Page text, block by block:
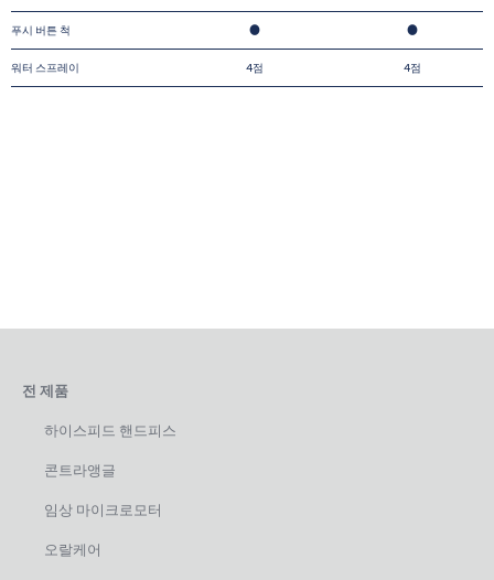
푸시 버튼 척
워터 스프레이
●
4점
●
4점
전 제품
하이스피드 핸드피스
콘트라앵글
임상 마이크로모터
오랄케어